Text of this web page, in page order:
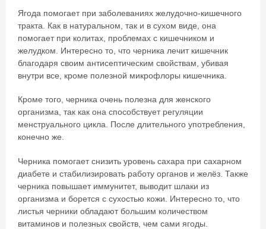
Ягода помогает при заболеваниях желудочно-кишечного
тракта. Как в натуральном, так и в сухом виде, она
помогает при колитах, проблемах с кишечником и
желудком. Интересно то, что черника лечит кишечник
благодаря своим антисептическим свойствам, убивая
внутри все, кроме полезной микрофлоры кишечника.
Кроме того, черника очень полезна для женского
организма, так как она способствует регуляции
менструального цикла. После длительного употребления,
конечно же.
Черника помогает снизить уровень сахара при сахарном
диабете и стабилизировать работу органов и желёз. Также
черника повышает иммунитет, выводит шлаки из
организма и борется с сухостью кожи. Интересно то, что
листья черники обладают большим количеством
витаминов и полезных свойств, чем сами ягоды.